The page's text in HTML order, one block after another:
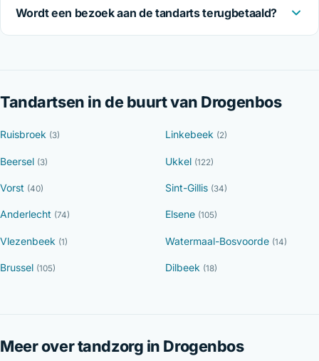
Wordt een bezoek aan de tandarts terugbetaald?
Tandartsen in de buurt van Drogenbos
Ruisbroek (3) Linkebeek (2)
Beersel (3) Ukkel (122)
Vorst (40) Sint-Gillis (34)
Anderlecht (74) Elsene (105)
Vlezenbeek (1) Watermaal-Bosvoorde (14)
Brussel (105) Dilbeek (18)
Meer over tandzorg in Drogenbos